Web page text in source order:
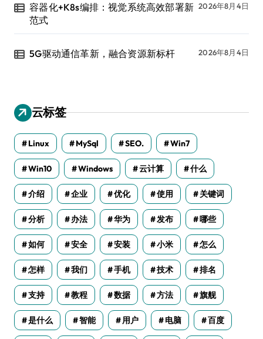
容器化+K8s编排：视觉系统高效部署新
范式
2026年8月4日
5G驱动通信革新，融合资源新标杆 2026年8月4日
云标签
Linux MySql SEO. Win7
Win10 Windows 云计算 什么
介绍 企业 优化 使用 关键词
分析 办法 华为 发布 哪些
如何 安全 安装 小米 怎么
怎样 我们 手机 技术 排名
支持 教程 数据 方法 旗舰
是什么 智能 用户 电脑 百度